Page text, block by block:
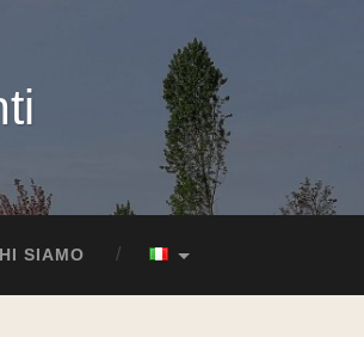
SIAMO